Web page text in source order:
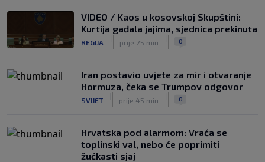
VIDEO / Kaos u kosovskoj Skupštini:
Kurtija gađala jajima, sjednica prekinuta
REGIJA prije 25 min 0
Iran postavio uvjete za mir i otvaranje
Hormuza, čeka se Trumpov odgovor
SVIJET prije 45 min 0
Hrvatska pod alarmom: Vraća se
toplinski val, nebo će poprimiti
žućkasti sjaj